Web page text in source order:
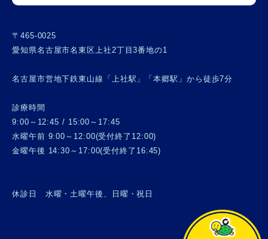
〒465-0025
愛知県名古屋市名東区上社2丁目3番地の1
名古屋市営地下鉄東山線「上社駅」「本郷駅」から徒歩7分
診療時間
9:00～12:45 / 15:00～17:45
水曜午前 9:00～12:00(受付終了12:00)
金曜午後 14:30～17:00(受付終了16:45)
休診日 水曜・土曜午後、日曜・祝日